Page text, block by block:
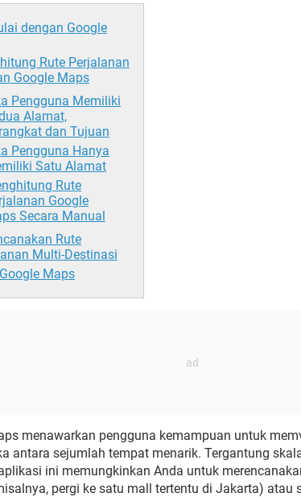
dengan Google
Rute Perjalanan
Google Maps
Pengguna Memiliki
Alamat,
dan Tujuan
Pengguna Hanya
Satu Alamat
Rute
Google
Secara Manual
Rute
Multi-Destinasi
Maps
menawarkan pengguna kemampuan untuk
antara sejumlah tempat menarik. Tergantung
ini memungkinkan Anda untuk
pergi ke satu mall tertentu di Jakarta) atau